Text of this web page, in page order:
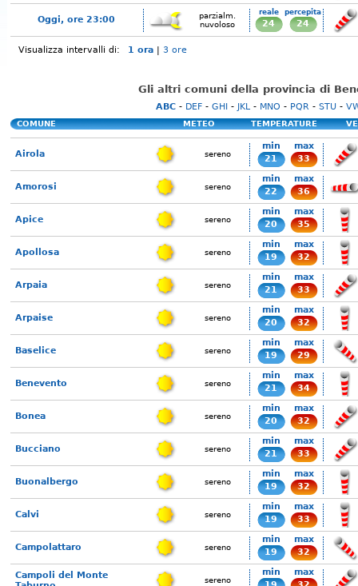
Oggi, ore 23:00
parzialm.
nuvoloso
reale
24
percepita
24
Visualizza intervalli di: 1 ora | 3 ore
Gli altri comuni della provincia di
ABC- DEF- GHI- JKL- MNO - PQR - STU -
COMUNE METEO TEMPERATURE
Airola sereno
min
21
max
33
Amorosi sereno
min
22
max
36
Apice sereno
min
20
max
35
Apollosa sereno
min
19
max
32
Arpaia sereno
min
21
max
33
Arpaise sereno
min
20
max
32
Baselice sereno
min
19
max
29
Benevento sereno
min
21
max
34
Bonea sereno
min
20
max
32
Bucciano sereno
min
21
max
33
Buonalbergo sereno
min
19
max
32
Calvi sereno
min
19
max
33
Campolattaro sereno
min
19
max
32
Campoli del Monte
sereno
min
max